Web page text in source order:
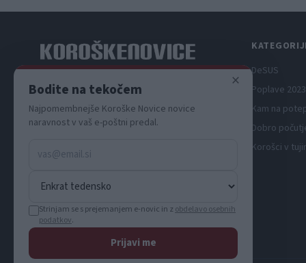
DeSUS
Poplave
Kam na
Dobro
Korošci v
×
Bodite na tekočem
Najpomembnejše Koroške Novice novice
naravnost v vaš e-poštni predal.
Strinjam se s prejemanjem e-novic in z obdelavo osebnih
podatkov.
Prijavi me